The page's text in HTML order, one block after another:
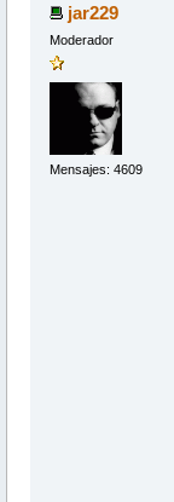
jar229
Moderador
Mensajes: 4609